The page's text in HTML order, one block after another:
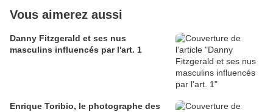
Vous aimerez aussi
Danny Fitzgerald et ses nus
masculins influencés par l'art. 1
Enrique Toribio, le photographe des